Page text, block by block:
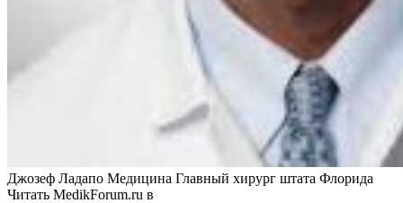
Джозеф Ладапо Медицина Главный хирург штата Флорида
Читать MedikForum.ru в